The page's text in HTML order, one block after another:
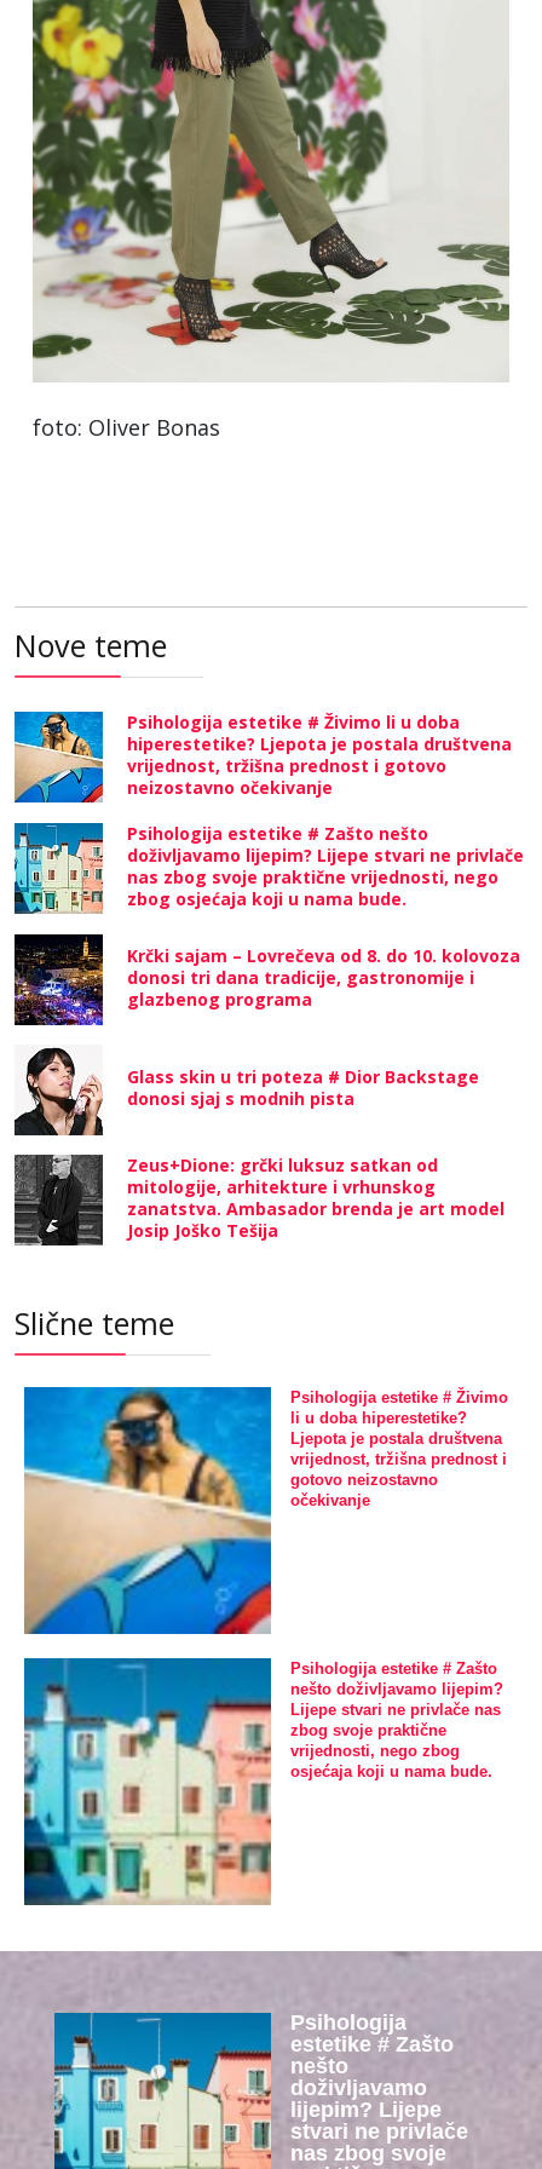
foto: Oliver Bonas
Nove teme
Psihologija estetike # Živimo li u doba
hiperestetike? Ljepota je postala društvena
vrijednost, tržišna prednost i gotovo
neizostavno očekivanje
Psihologija estetike # Zašto nešto
doživljavamo lijepim? Lijepe stvari ne privlače
nas zbog svoje praktične vrijednosti, nego
zbog osjećaja koji u nama bude.
Krčki sajam – Lovrečeva od 8. do 10. kolovoza
donosi tri dana tradicije, gastronomije i
glazbenog programa
Glass skin u tri poteza # Dior Backstage
donosi sjaj s modnih pista
Zeus+Dione: grčki luksuz satkan od
mitologije, arhitekture i vrhunskog
zanatstva. Ambasador brenda je art model
Josip Joško Tešija
Slične teme
Psihologija estetike # Živimo
li u doba hiperestetike?
Ljepota je postala društvena
vrijednost, tržišna prednost i
gotovo neizostavno
očekivanje
Psihologija estetike # Zašto
nešto doživljavamo lijepim?
Lijepe stvari ne privlače nas
zbog svoje praktične
vrijednosti, nego zbog
osjećaja koji u nama bude.
Psihologija
estetike # Zašto
nešto
doživljavamo
lijepim? Lijepe
stvari ne privlače
nas zbog svoje